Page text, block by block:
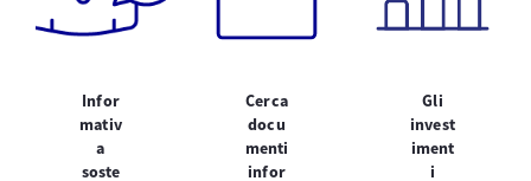
Infor
mativ
a
soste
Cerca
docu
menti
infor
Gli
invest
iment
i